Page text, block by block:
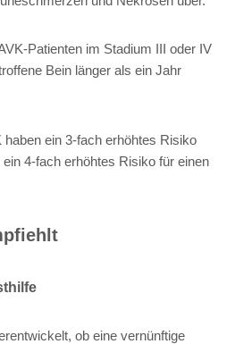
Patienten im Stadium III oder IV
Bein länger als ein Jahr
haben ein 3-fach erhöhtes Risiko
4-fach erhöhtes Risiko für einen
ob eine vernünftige